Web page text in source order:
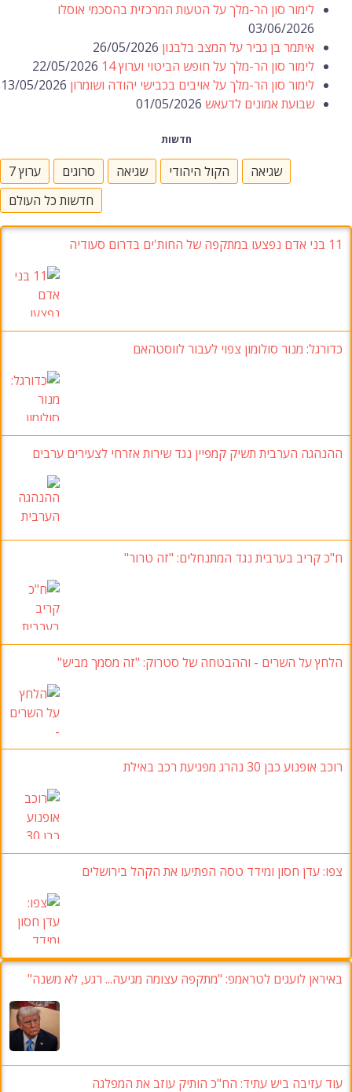
לימור סון הר-מלך על הטעות המרכזית בהסכמי אוסלו
03/06/2026
איתמר בן גביר על המצב בלבנון 26/05/2026
לימור סון הר-מלך על חופש הביטוי וערוץ 14
22/05/2026
לימור סון הר-מלך על אויבים בכבישי יהודה ושומרון 13/05/2026
שבועת אמונים לדעאש 01/05/2026
חדשות
ערוץ 7 סרוגים שגיאה הקול היהודי
שגיאה
חדשות כל העולם
11 בני אדם נפצעו במתקפה של החות'ים בדרום סעודיה
כדורגל: מנור סולומון צפוי לעבור לווסטהאם
ההנהגה הערבית תשיק קמפיין נגד שירות אזרחי לצעירים ערבים
ח"כ קריב בערבית נגד המתנחלים: "זה טרור"
הלחץ על השרים - וההבטחה של סטרוק: "זה מסמך מביש"
רוכב אופנוע כבן 30 נהרג מפגיעת רכב באילת
צפו: עדן חסון ומידד טסה הפתיעו את הקהל בירושלים
באיראן לועגים לטראמפ: "מתקפה עצומה מגיעה... רגע, לא משנה"
עוד עזיבה ביש עתיד: הח"כ הותיק עוזב את המפלגה